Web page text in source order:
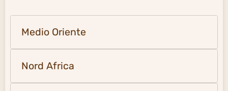
Medio Oriente
Nord Africa